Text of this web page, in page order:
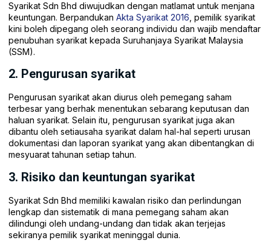
Syarikat Sdn Bhd diwujudkan dengan matlamat untuk menjana
keuntungan. Berpandukan Akta Syarikat 2016 , pemilik syarikat
kini boleh dipegang oleh seorang individu dan wajib mendaftar
penubuhan syarikat kepada Suruhanjaya Syarikat Malaysia
(SSM).
2. Pengurusan syarikat
Pengurusan syarikat akan diurus oleh pemegang saham
terbesar yang berhak menentukan sebarang keputusan dan
haluan syarikat. Selain itu, pengurusan syarikat juga akan
dibantu oleh setiausaha syarikat dalam hal-hal seperti urusan
dokumentasi dan laporan syarikat yang akan dibentangkan di
mesyuarat tahunan setiap tahun.
3. Risiko dan keuntungan syarikat
Syarikat Sdn Bhd memiliki kawalan risiko dan perlindungan
lengkap dan sistematik di mana pemegang saham akan
dilindungi oleh undang-undang dan tidak akan terjejas
sekiranya pemilik syarikat meninggal dunia.